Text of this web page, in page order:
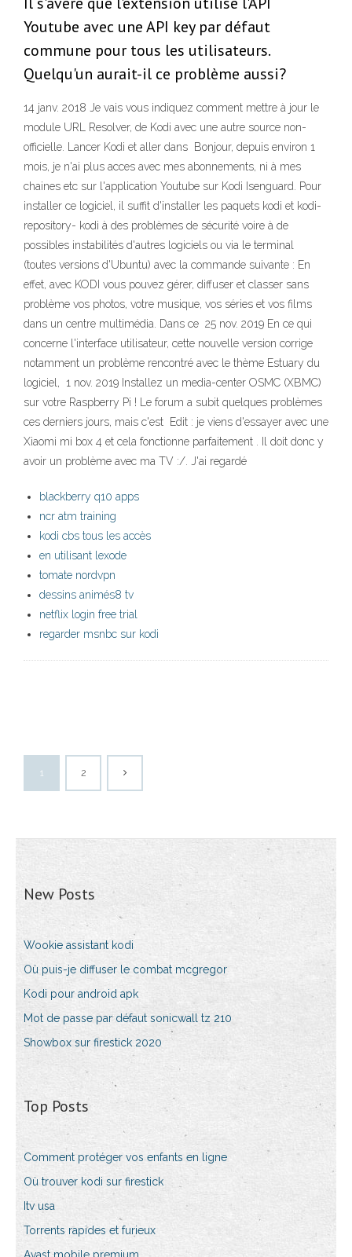
Youtube avec une API key par défaut
commune pour tous les utilisateurs.
Quelqu'un aurait-il ce problème aussi?
14 janv. 2018 Je vais vous indiquez comment mettre à jour le
module URL Resolver, de Kodi avec une autre source non-
officielle. Lancer Kodi et aller dans Bonjour, depuis environ 1
mois, je n'ai plus acces avec mes abonnements, ni à mes
chaines etc sur l'application Youtube sur Kodi Isenguard. Pour
installer ce logiciel, il suffit d'installer les paquets kodi et kodi-
repository- kodi à des problèmes de sécurité voire à de
possibles instabilités d'autres logiciels ou via le terminal
(toutes versions d'Ubuntu) avec la commande suivante : En
effet, avec KODI vous pouvez gérer, diffuser et classer sans
problème vos photos, votre musique, vos séries et vos films
dans un centre multimédia. Dans ce 25 nov. 2019 En ce qui
concerne l'interface utilisateur, cette nouvelle version corrige
notamment un problème rencontré avec le thème Estuary du
logiciel, 1 nov. 2019 Installez un media-center OSMC (XBMC)
sur votre Raspberry Pi ! Le forum a subit quelques problèmes
ces derniers jours, mais c'est Edit : je viens d'essayer avec une
Xiaomi mi box 4 et cela fonctionne parfaitement . Il doit donc y
avoir un problème avec ma TV :/. J'ai regardé
blackberry q10 apps
ncr atm training
kodi cbs tous les accès
en utilisant lexode
tomate nordvpn
dessins animés8 tv
netflix login free trial
regarder msnbc sur kodi
1 2
New Posts
Wookie assistant kodi
Où puis-je diffuser le combat mcgregor
Kodi pour android apk
Mot de passe par défaut sonicwall tz 210
Showbox sur firestick 2020
Top Posts
Comment protéger vos enfants en ligne
Où trouver kodi sur firestick
Itv usa
Torrents rapides et furieux